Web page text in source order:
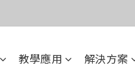
價
教學應用 解決方案